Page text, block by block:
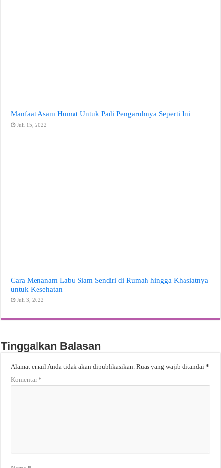
Manfaat Asam Humat Untuk Padi Pengaruhnya Seperti Ini
Juli 15, 2022
Cara Menanam Labu Siam Sendiri di Rumah hingga Khasiatnya
untuk Kesehatan
Juli 3, 2022
Tinggalkan Balasan
Alamat email Anda tidak akan dipublikasikan. Ruas yang wajib ditandai*
Komentar*